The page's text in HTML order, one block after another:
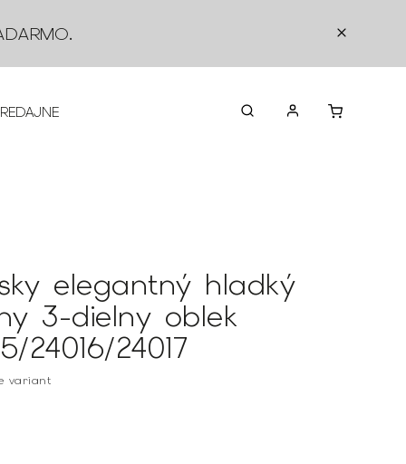
.
KONTAKTY
elegantný hladký
3-dielny oblek
24016/24017
variant